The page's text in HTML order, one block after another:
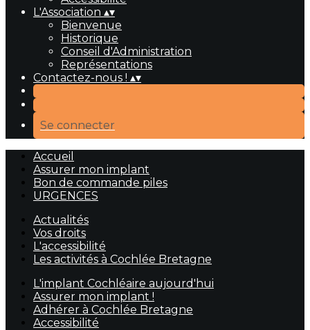
L'Association ▴▾
Bienvenue
Historique
Conseil d'Administration
Représentations
Contactez-nous ! ▴▾
Se connecter
Accueil
Assurer mon implant
Bon de commande piles
URGENCES
Actualités
Vos droits
L'accessibilité
Les activités à Cochlée Bretagne
L'implant Cochléaire aujourd'hui
Assurer mon implant !
Adhérer à Cochlée Bretagne
Accessibilité